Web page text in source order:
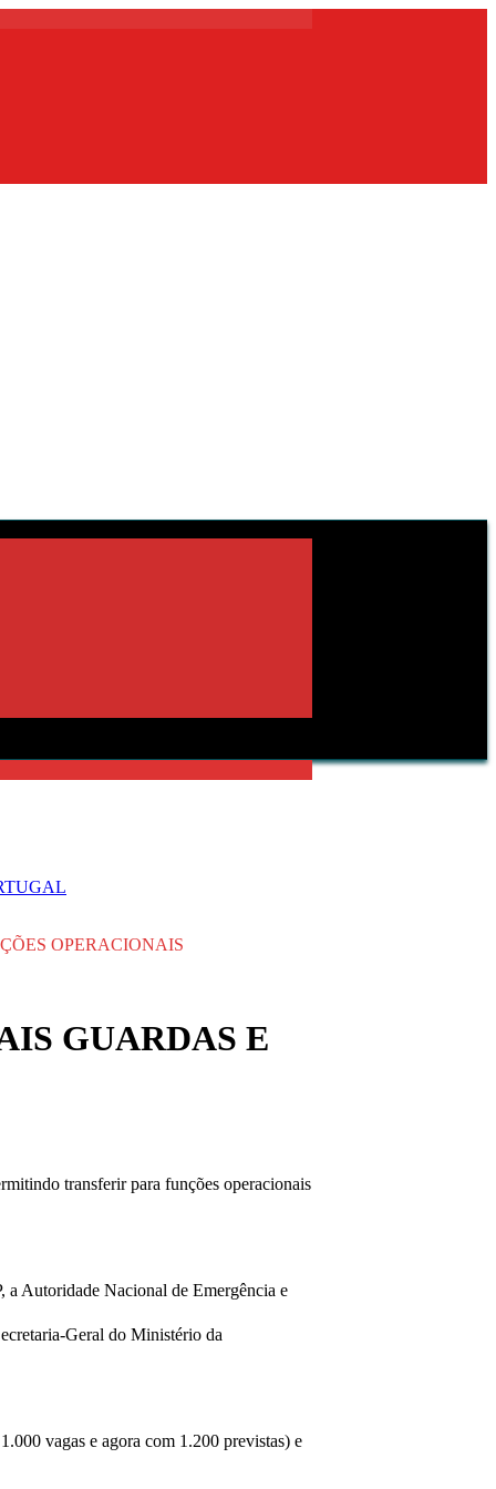
OPERACIONAIS
GUARDAS E
transferir para funções operacionais
a Autoridade Nacional de Emergência e
Geral do Ministério da
vagas e agora com 1.200 previstas) e